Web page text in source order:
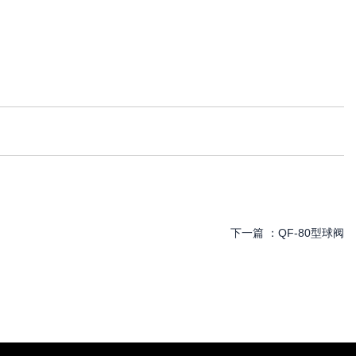
下一篇 ： QF-80型球阀